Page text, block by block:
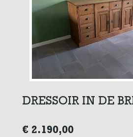
DRESSOIR IN DE
€ 2.190,00